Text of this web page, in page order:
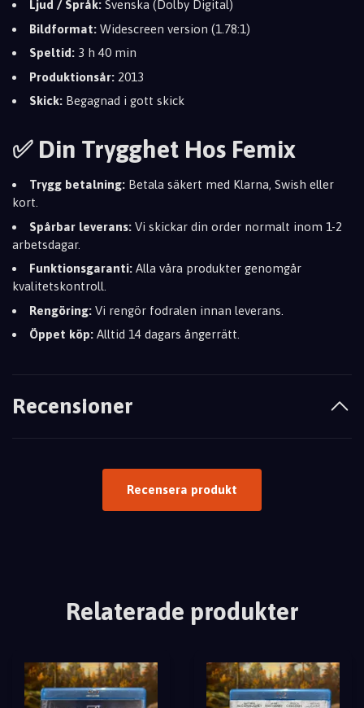
Ljud / Språk: Svenska (Dolby Digital)
Bildformat: Widescreen version (1.78:1)
Speltid: 3 h 40 min
Produktionsår: 2013
Skick: Begagnad i gott skick
✅ Din Trygghet Hos Femix
Trygg betalning: Betala säkert med Klarna, Swish eller
kort.
Spårbar leverans: Vi skickar din order normalt inom 1-2
arbetsdagar.
Funktionsgaranti: Alla våra produkter genomgår
kvalitetskontroll.
Rengöring: Vi rengör fodralen innan leverans.
Öppet köp: Alltid 14 dagars ångerrätt.
Recensioner
Recensera produkt
Relaterade produkter